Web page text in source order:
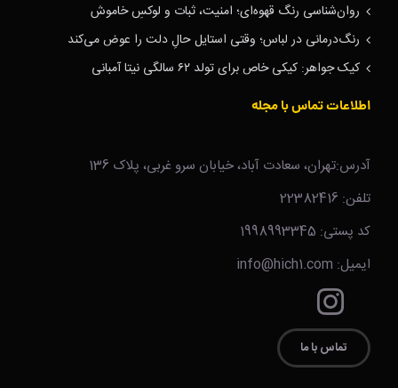
روان‌شناسی رنگ قهوه‌ای؛ امنیت، ثبات و لوکسِ خاموش
رنگ‌درمانی در لباس؛ وقتی استایل حالِ دلت را عوض می‌کند
کیک جواهر: کیکی خاص برای تولد ۶۲ سالگی نیتا آمبانی
اطلاعات تماس با مجله
آدرس:تهران، سعادت آباد، خیابان سرو غربی، پلاک 136
تلفن: 22382416
کد پستی: 1998993345
ایمیل: info@hich1.com
تماس با ما